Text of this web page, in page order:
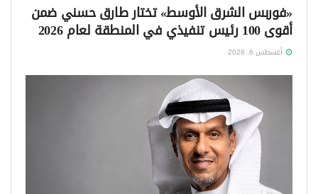
«فوربس الشرق الأوسط» تختار طارق حسني ضمن
أقوى 100 رئيس تنفيذي في المنطقة لعام 2026
أغسطس 6, 2026